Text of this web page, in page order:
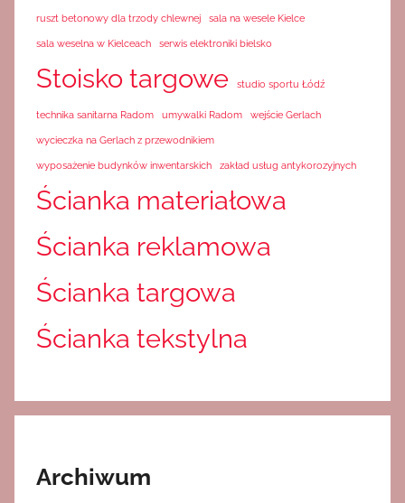
ruszt betonowy dla trzody chlewnej sala na wesele Kielce
sala weselna w Kielceach serwis elektroniki bielsko
Stoisko targowe studio sportu Łódź
technika sanitarna Radom umywalki Radom wejście Gerlach
wycieczka na Gerlach z przewodnikiem
wyposażenie budynków inwentarskich zakład usług antykorozyjnych
Ścianka materiałowa
Ścianka reklamowa
Ścianka targowa
Ścianka tekstylna
Archiwum